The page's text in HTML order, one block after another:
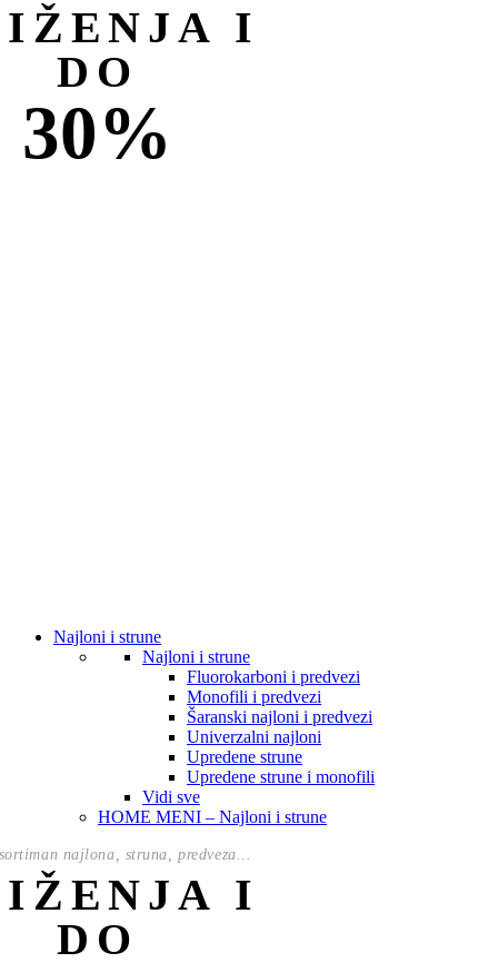
I
DO
30%
Najloni i strune
Najloni i strune
Fluorokarboni i predvezi
Monofili i predvezi
Šaranski najloni i predvezi
Univerzalni najloni
Upredene strune
Upredene strune i monofili
Vidi sve
HOME MENI – Najloni i strune
najlona, struna, predveza...
I
DO